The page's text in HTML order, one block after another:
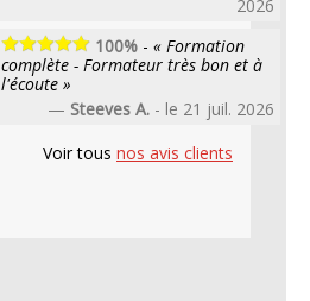
2026
100% - « Formation
complète - Formateur très bon et à
l'écoute »
— Steeves A. - le 21 juil. 2026
Voir tous nos avis clients